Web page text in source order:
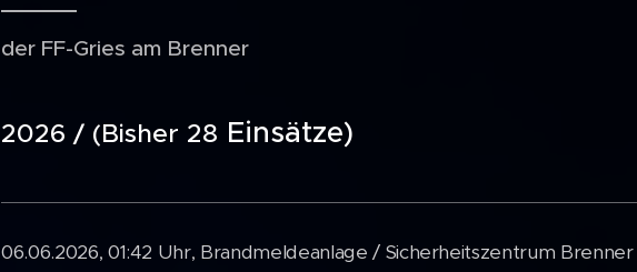
der FF-Gries am Brenner
2026 / (Bisher 28 Einsätze)
06.06.2026, 01:42 Uhr, Brandmeldeanlage / Sicherheitszentrum Brenner